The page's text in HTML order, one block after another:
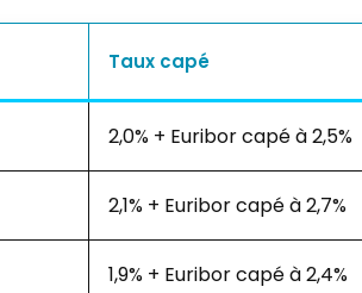
Taux capé
2,0% + Euribor capé à 2,5%
2,1% + Euribor capé à 2,7%
1,9% + Euribor capé à 2,4%